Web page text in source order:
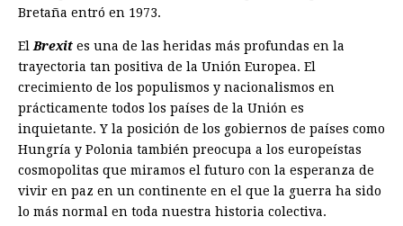
Bretaña entró en 1973.
El Brexit es una de las heridas más profundas en la
trayectoria tan positiva de la Unión Europea. El
crecimiento de los populismos y nacionalismos en
prácticamente todos los países de la Unión es
inquietante. Y la posición de los gobiernos de países como
Hungría y Polonia también preocupa a los europeístas
cosmopolitas que miramos el futuro con la esperanza de
vivir en paz en un continente en el que la guerra ha sido
lo más normal en toda nuestra historia colectiva.